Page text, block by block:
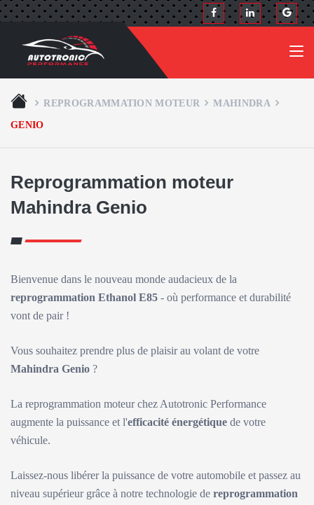
REPROGRAMMATION MOTEUR
MAHINDRA
GENIO
Reprogrammation moteur
Mahindra Genio
Bienvenue dans le nouveau monde audacieux de la
reprogrammation Ethanol E85 - où performance et durabilité
vont de pair !
Vous souhaitez prendre plus de plaisir au volant de votre
Mahindra Genio ?
La reprogrammation moteur chez Autotronic Performance
augmente la puissance et l'efficacité énergétique de votre
véhicule.
Laissez-nous libérer la puissance de votre automobile et passez au
niveau supérieur grâce à notre technologie de reprogrammation